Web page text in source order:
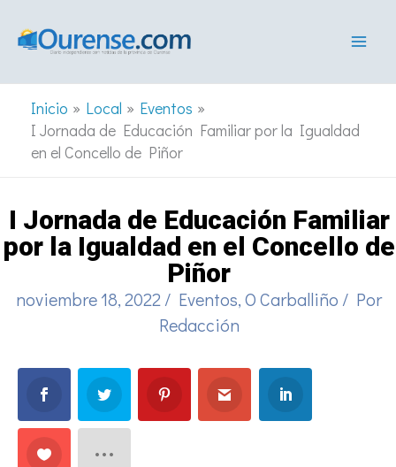
Inicio Local
Eventos
I Jornada de Educación Familiar por la Igualdad
en el Concello de Piñor
I Jornada de Educación Familiar
por la Igualdad en el Concello de
Piñor
noviembre 18, 2022 / Eventos,O Carballiño / Por
Redacción